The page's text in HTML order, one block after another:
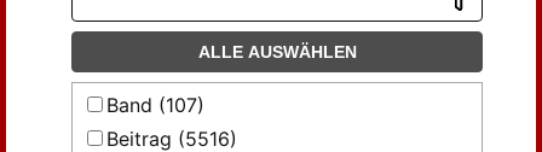
ALLE AUSWÄHLEN
Band (107)
Beitrag (5516)